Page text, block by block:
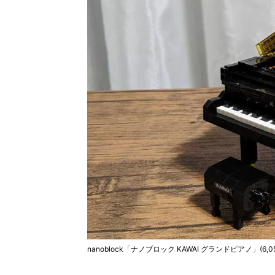
nanoblock「ナノブロック KAWAI グランドピアノ」